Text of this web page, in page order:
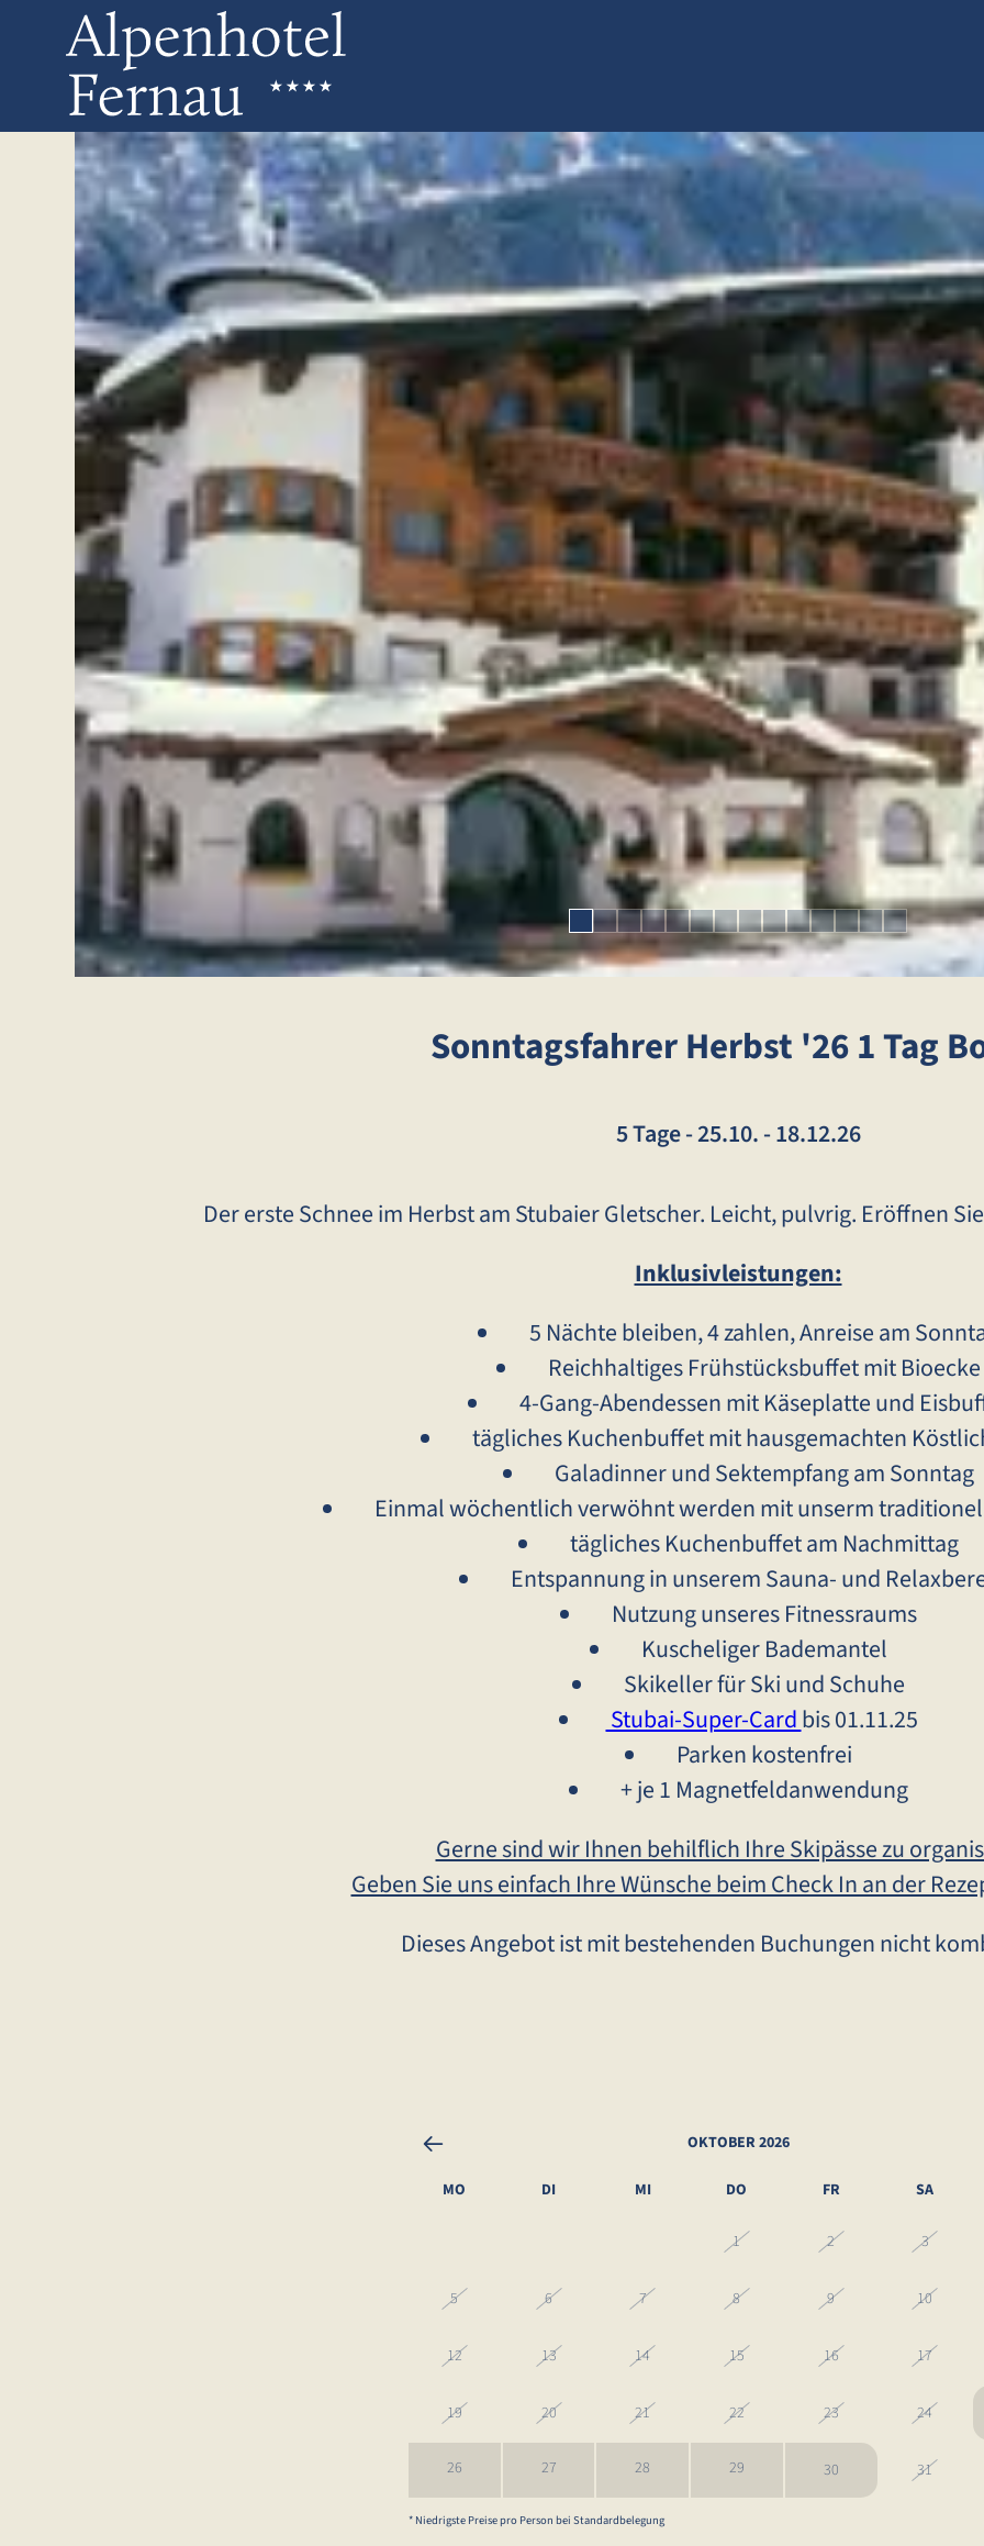
Sonntagsfahrer Herbst '26 1 Tag
5 Tage-25.10. - 18.12.26
Der erste Schnee im Herbst am Stubaier Gletscher. Leicht, pulvrig. Eröffnen
Inklusivleistungen:
5 Nächte bleiben, 4 zahlen, Anreise am
Reichhaltiges Frühstücksbuffet mit Bioecke
4-Gang-Abendessen mit Käseplatte und
tägliches Kuchenbuffet mit hausgemachten
Galadinner und Sektempfang am Sonntag
Einmal wöchentlich verwöhnt werden mit unserm
tägliches Kuchenbuffet am Nachmittag
Entspannung in unserem Sauna- und
Nutzung unseres Fitnessraums
Kuscheliger Bademantel
Skikeller für Ski und Schuhe
Stubai-Super-Cardbis 01.11.25
Parken kostenfrei
+ je 1 Magnetfeldanwendung
Gerne sind wir Ihnen behilflich Ihre Skipässe zu
Geben Sie uns einfach Ihre Wünsche beim Check In an der
Dieses Angebot ist mit bestehenden Buchungen nicht
OKTOBER 2026
MO DI MI DO FR SA
1 2 3
5 6 7 8 9 10
12 13 14 15 16 17
19 20 21 22 23 24
26 27 28 29 30 31
* Niedrigste Preise pro Person bei Standardbelegung